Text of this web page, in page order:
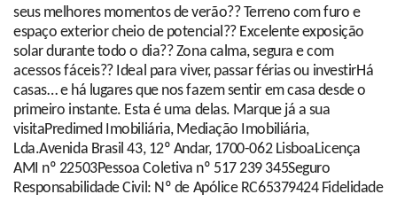
seus melhores momentos de verão?? Terreno com furo e
espaço exterior cheio de potencial?? Excelente exposição
solar durante todo o dia?? Zona calma, segura e com
acessos fáceis?? Ideal para viver, passar férias ou investirHá
casas… e há lugares que nos fazem sentir em casa desde o
primeiro instante. Esta é uma delas. Marque já a sua
visitaPredimed Imobiliária, Mediação Imobiliária,
Lda.Avenida Brasil 43, 12º Andar, 1700-062 LisboaLicença
AMI nº 22503Pessoa Coletiva nº 517 239 345Seguro
Responsabilidade Civil: Nº de Apólice RC65379424 Fidelidade